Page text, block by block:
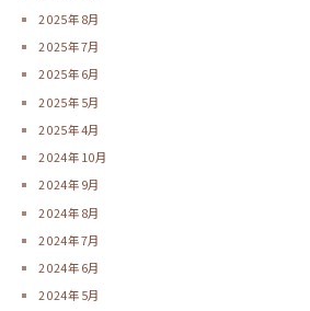
2025年8月
2025年7月
2025年6月
2025年5月
2025年4月
2024年10月
2024年9月
2024年8月
2024年7月
2024年6月
2024年5月